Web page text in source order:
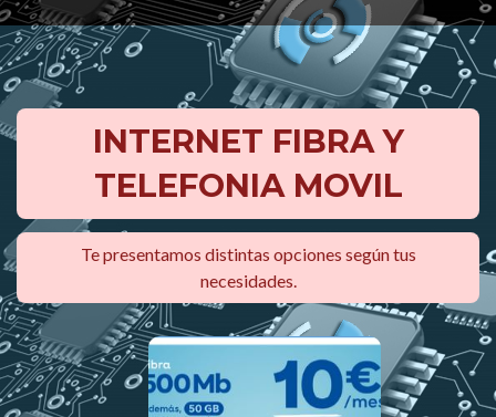
INTERNET FIBRA Y
TELEFONIA MOVIL
Te presentamos distintas opciones según tus
necesidades.